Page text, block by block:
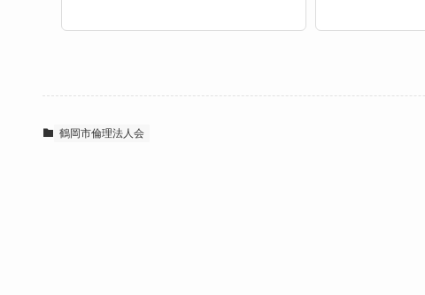
鶴岡市倫理法人会